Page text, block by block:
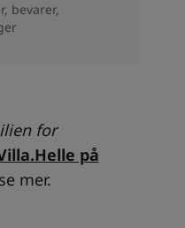
bevarer,
for
på
mer.